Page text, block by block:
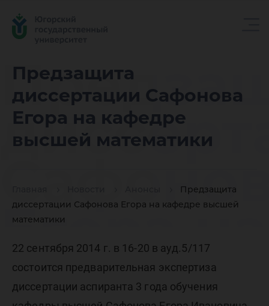
Предзащита
диссертации Сафонова
Егора на кафедре
высшей математики
Предзащита
диссертации Сафонова Егора на кафедре высшей
математики
Егора на
22 сентября 2014 г. в 16-20 в ауд.5/117
состоится предварительная экспертиза
диссертации аспиранта 3 года обучения